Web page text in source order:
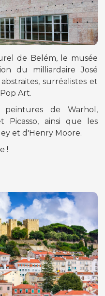
de Belém, le musée
du milliardaire José
surréalistes et
Art.
de Warhol,
Picasso, ainsi que les
et d'Henry Moore.
!